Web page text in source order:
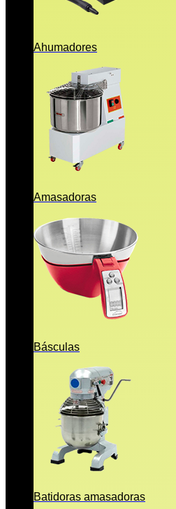
Ahumadores
Amasadoras
Básculas
Batidoras amasadoras